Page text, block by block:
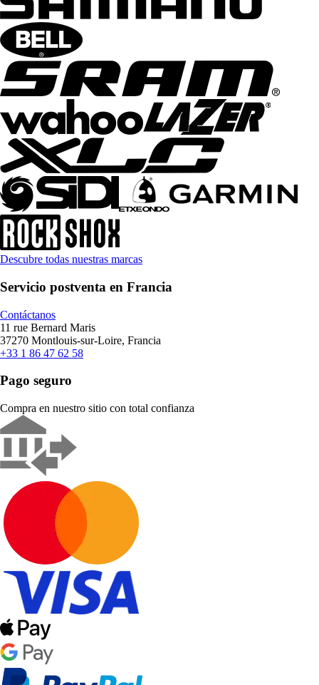
Descubre todas nuestras marcas
Servicio postventa en Francia
Contáctanos
11 rue Bernard Maris
37270 Montlouis-sur-Loire, Francia
+33 1 86 47 62 58
Pago seguro
Compra en nuestro sitio con total confianza